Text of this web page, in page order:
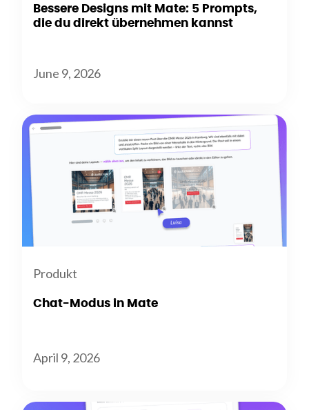
Bessere Designs mit Mate: 5 Prompts,
die du direkt übernehmen kannst
June 9, 2026
Produkt
Chat-Modus in Mate
April 9, 2026